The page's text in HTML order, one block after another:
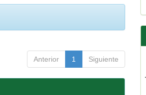
Anterior 1 Siguiente